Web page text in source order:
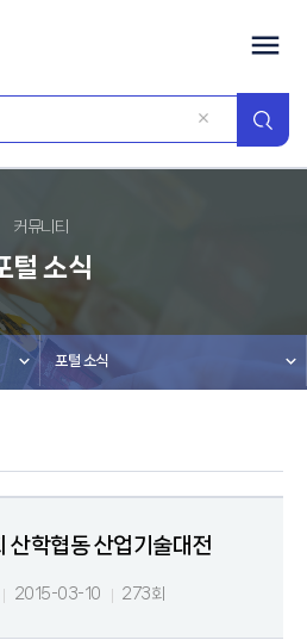
커뮤니티
털 소식
포털 소식
학협동 산업기술대전
2015-03-10 273회